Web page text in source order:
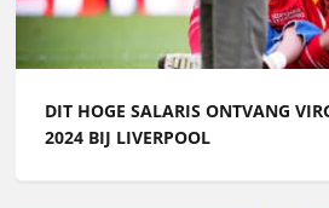
DIT HOGE SALARIS ONTVANG
2024 BIJ LIVERPOOL